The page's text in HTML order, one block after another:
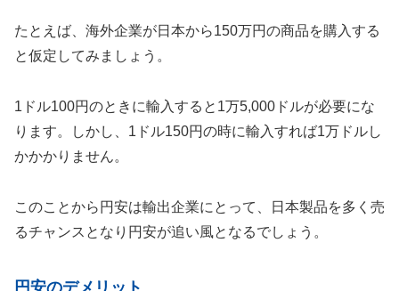
たとえば、海外企業が日本から150万円の商品を購入する
と仮定してみましょう。
1ドル100円のときに輸入すると1万5,000ドルが必要にな
ります。しかし、1ドル150円の時に輸入すれば1万ドルし
かかかりません。
このことから円安は輸出企業にとって、日本製品を多く売
るチャンスとなり円安が追い風となるでしょう。